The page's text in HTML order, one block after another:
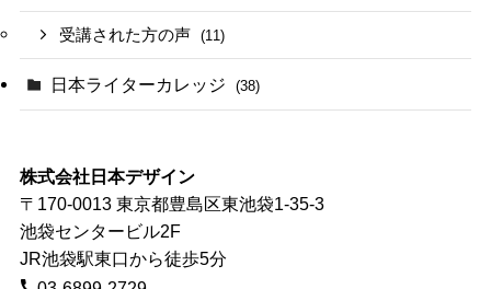
受講された方の声 (11)
日本ライターカレッジ (38)
株式会社日本デザイン
〒170-0013 東京都豊島区東池袋1-35-3
池袋センタービル2F
JR池袋駅東口から徒歩5分